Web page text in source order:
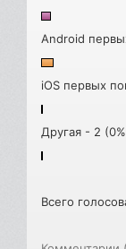
Android
iOS первых
Другая - 2
Всего